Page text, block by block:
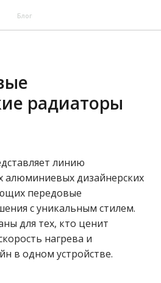
Блог
радиаторы
линию
алюминиевых дизайнерских
передовые
с уникальным стилем.
для тех, кто ценит
нагрева и
в одном устройстве.